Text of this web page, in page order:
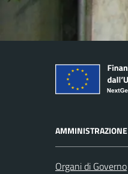
AMMINISTRAZIONE
Organi di Governo